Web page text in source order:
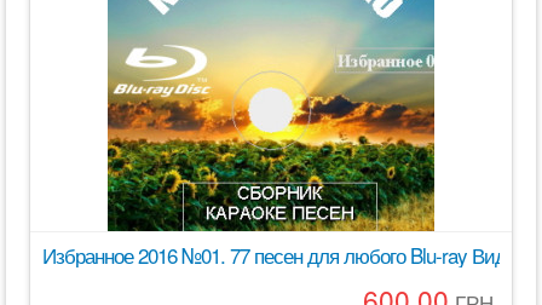
Избранное 2016 №01. 77 песен для любого Blu-ray Видео